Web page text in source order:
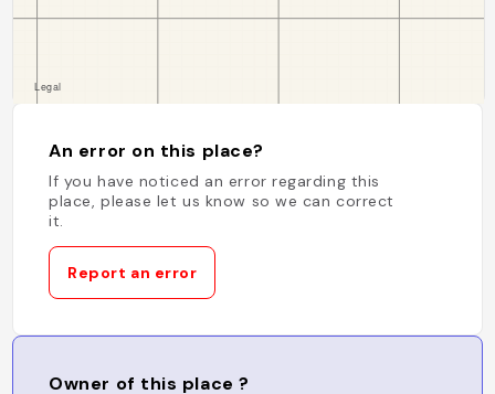
An error on this place?
If you have noticed an error regarding this
place, please let us know so we can correct
it.
Report an error
Owner of this place ?